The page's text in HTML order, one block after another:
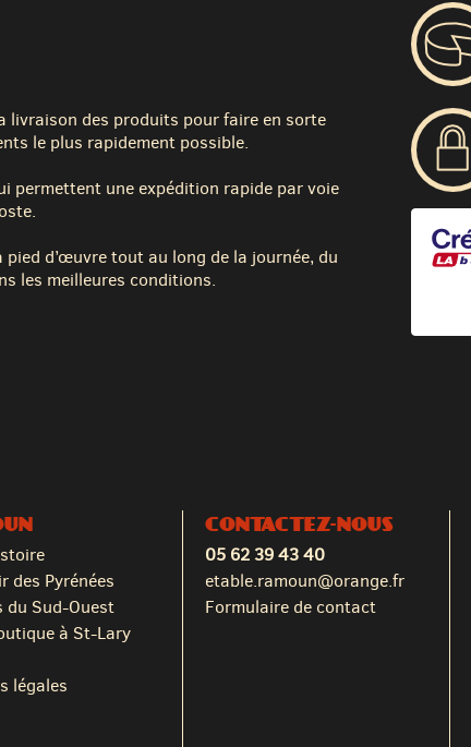
des produits pour faire en sorte
le plus rapidement possible.
permettent une expédition rapide par voie
d’œuvre tout au long de la journée, du
les meilleures conditions.
des Pyrénées
du Sud-Ouest
à St-Lary
légales
CONTACTEZ-NOUS
05 62 39 43 40
etable.ramoun@orange.fr
Formulaire de contact